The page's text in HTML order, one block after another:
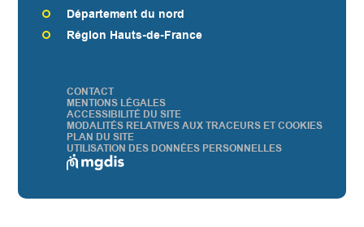
Département du nord
Région Hauts-de-France
PIED
DE
PAGE
CONTACT
MENTIONS LÉGALES
ACCESSIBILITÉ DU SITE
MODALITÉS RELATIVES AUX TRACEURS ET COOKIES
PLAN DU SITE
UTILISATION DES DONNÉES PERSONNELLES